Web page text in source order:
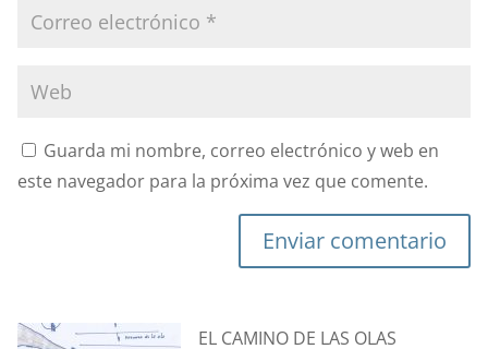
Guarda mi nombre, correo electrónico y web en
este navegador para la próxima vez que comente.
Enviar comentario
EL CAMINO DE LAS OLAS